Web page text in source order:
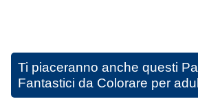
Ti piaceranno anche questi
Fantastici da Colorare per